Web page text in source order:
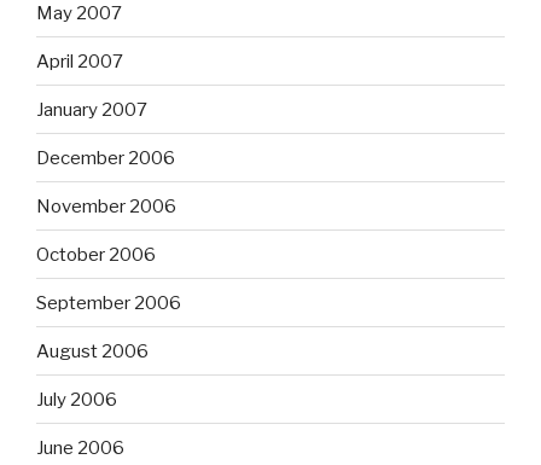
May 2007
April 2007
January 2007
December 2006
November 2006
October 2006
September 2006
August 2006
July 2006
June 2006